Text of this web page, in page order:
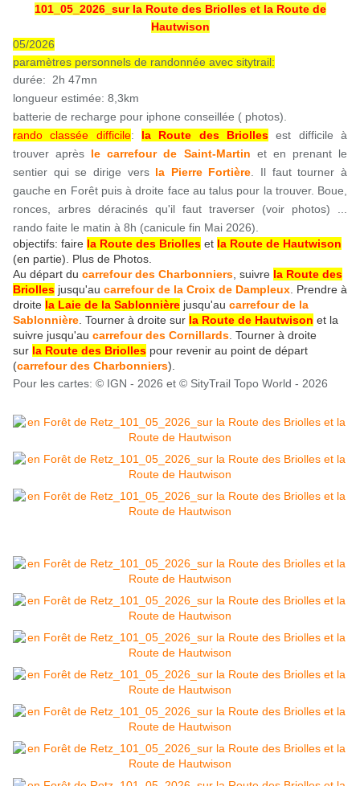
101_05_2026_sur la Route des Briolles et la Route de
Hautwison
05/2026
paramètres personnels de randonnée avec sitytrail:
durée: 2h 47mn
longueur estimée: 8,3km
batterie de recharge pour iphone conseillée ( photos).
rando classée difficile: la Route des Briolles est difficile à
trouver après le carrefour de Saint-Martin et en prenant le
sentier qui se dirige vers la Pierre Fortière . Il faut tourner à
gauche en Forêt puis à droite face au talus pour la trouver. Boue,
ronces, arbres déracinés qu'il faut traverser (voir photos) ...
rando faite le matin à 8h (canicule fin Mai 2026).
objectifs: faire la Route des Briolles et la Route de Hautwison
(en partie). Plus de Photos.
Au départ du carrefour des Charbonniers , suivre la Route des
Briolles jusqu'au carrefour de la Croix de Dampleux . Prendre à
droite la Laie de la Sablonnière jusqu'au carrefour de la
Sablonnière . Tourner à droite sur la Route de Hautwison et la
suivre jusqu'au carrefour des Cornillards . Tourner à droite
sur la Route des Briolles pour revenir au point de départ
(carrefour des Charbonniers).
Pour les cartes: © IGN - 2026 et © SityTrail Topo World - 2026